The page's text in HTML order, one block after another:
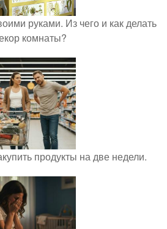
руками. Из чего и как делать
комнаты?
продукты на две недели.